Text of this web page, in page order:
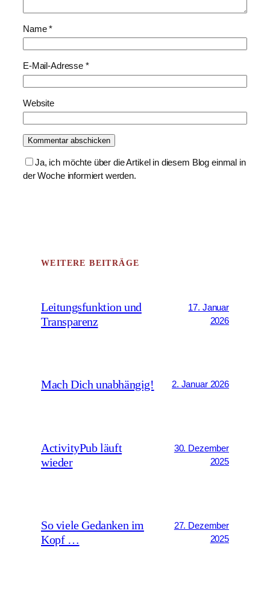
Name*
E-Mail-Adresse *
Website
Ja, ich möchte über die Artikel in diesem Blog einmal in
der Woche informiert werden.
WEITERE BEITRÄGE
Leitungsfunktion und
Transparenz
17. Januar
2026
Mach Dich unabhängig! 2. Januar 2026
ActivityPub läuft
wieder
30. Dezember
2025
So viele Gedanken im
Kopf …
27. Dezember
2025